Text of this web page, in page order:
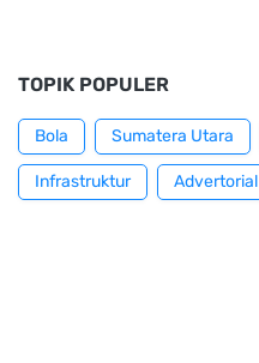
TOPIK POPULER
Bola Sumatera Utara
Infrastruktur Advertorial